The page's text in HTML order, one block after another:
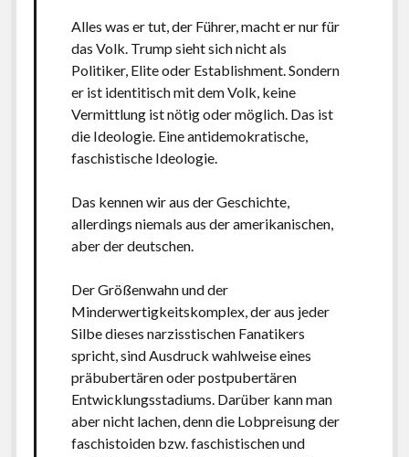
Alles was er tut, der Führer, macht er nur für
das Volk. Trump sieht sich nicht als
Politiker, Elite oder Establishment. Sondern
er ist identitisch mit dem Volk, keine
Vermittlung ist nötig oder möglich. Das ist
die Ideologie. Eine antidemokratische,
faschistische Ideologie.
Das kennen wir aus der Geschichte,
allerdings niemals aus der amerikanischen,
aber der deutschen.
Der Größenwahn und der
Minderwertigkeitskomplex, der aus jeder
Silbe dieses narzisstischen Fanatikers
spricht, sind Ausdruck wahlweise eines
präbubertären oder postpubertären
Entwicklungsstadiums. Darüber kann man
aber nicht lachen, denn die Lobpreisung der
faschistoiden bzw. faschistischen und